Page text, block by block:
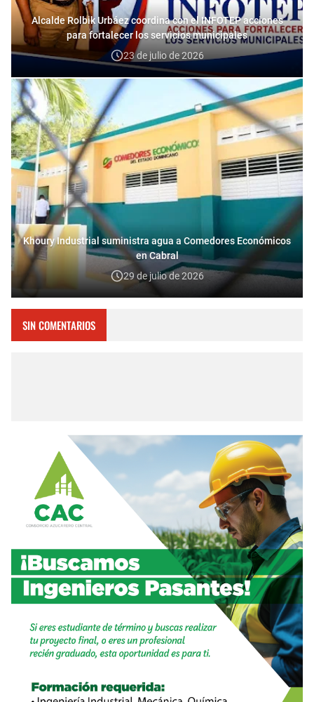
Alcalde Rolbik Urbáez coordina con el INFOTEP acciones
para fortalecer los servicios municipales
23 de julio de 2026
Khoury Industrial suministra agua a Comedores Económicos
en Cabral
29 de julio de 2026
SIN COMENTARIOS